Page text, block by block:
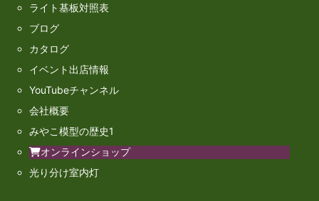
ライト基板対照表
ブログ
カタログ
イベント出店情報
YouTubeチャンネル
会社概要
みやこ模型の歴史1
オンラインショップ
光り分け室内灯